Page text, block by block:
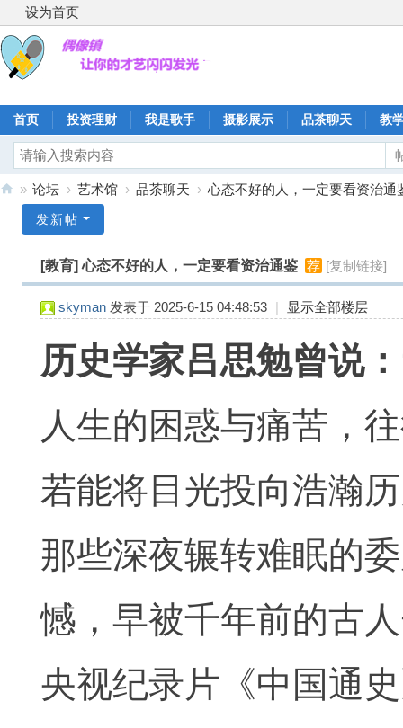
设为首页
首页 投资理财 我是歌手 摄影展示 品茶聊天 教
» 论坛 › 艺术馆 › 品茶聊天 › 心态不好的人，一定要看资治通
发新帖
[教育]心态不好的人，一定要看资治通鉴 荐 [复制链接]
skyman 发表于 2025-6-15 04:48:53 | 显示全部楼层
历史学家吕思勉曾说
人生的困惑与痛苦，
若能将目光投向浩瀚
那些深夜辗转难眠的
憾，早被千年前的古
央视纪录片《中国通